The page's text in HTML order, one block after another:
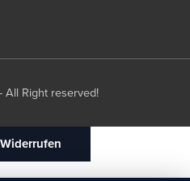
All Right reserved!